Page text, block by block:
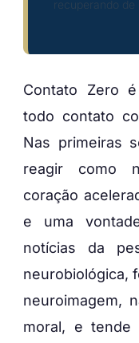
recuperando de
Contato Zero
todo contato
Nas primeiras
reagir como
coração
e uma
notícias da
neurobiológica,
neuroimagem,
moral, e